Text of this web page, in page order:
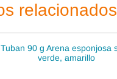
relacionados